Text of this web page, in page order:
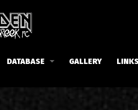
DATABASE GALLERY